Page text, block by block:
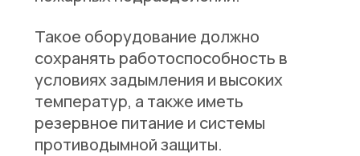
Такое оборудование должно
сохранять работоспособность в
условиях задымления и высоких
температур, а также иметь
резервное питание и системы
противодымной защиты.